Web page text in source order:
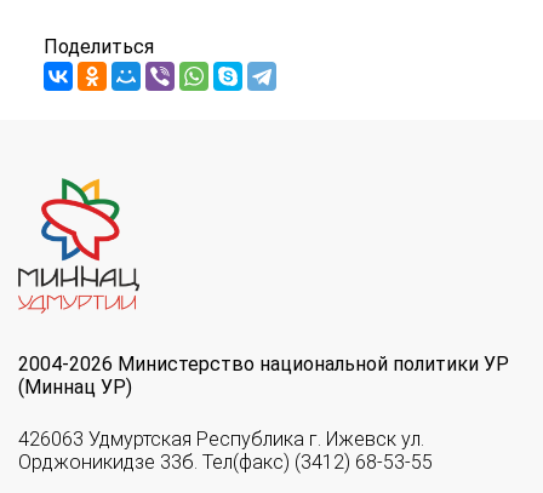
Поделиться
2004-2026 Министерство национальной политики УР
(Миннац УР)
426063 Удмуртская Республика г. Ижевск ул.
Орджоникидзе 33б. Тел(факс) (3412) 68-53-55